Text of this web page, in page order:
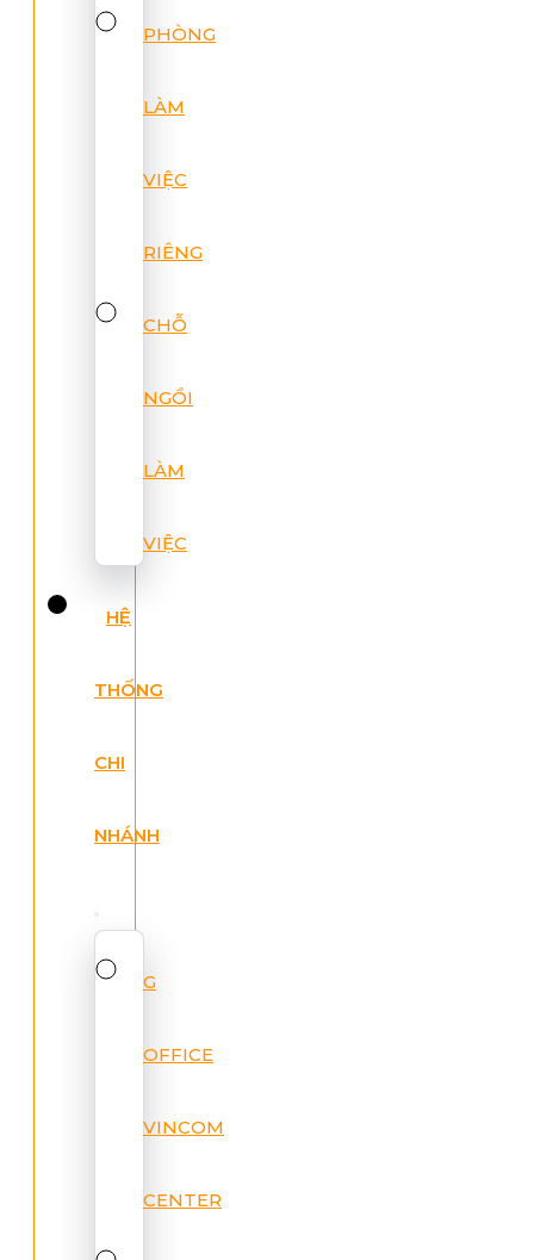
PHÒNG
LÀM
VIỆC
RIÊNG
CHỖ
NGỒI
LÀM
VIỆC
HỆ
THỐNG
CHI
NHÁNH
G
OFFICE
VINCOM
CENTER